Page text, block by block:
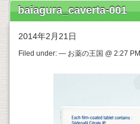
baiagura_caverta-001
2014年2月21日
Filed under: — お薬の王国 @ 2:27 PM